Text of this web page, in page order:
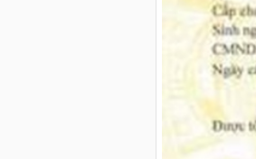
đà nẵng, thuê xe du lịch đà nẵng,tại